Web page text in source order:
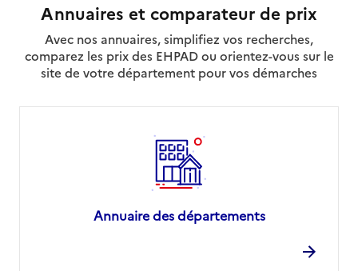
Annuaires et comparateur de prix
Avec nos annuaires, simplifiez vos recherches,
comparez les prix des EHPAD ou orientez-vous sur le
site de votre département pour vos démarches
Annuaire des départements